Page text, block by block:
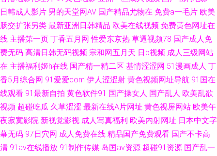
久久嫩草精品 亚洲国产黄 加勒比亚洲无码第一页 91免费性爱网 黑丝网站 国
精自拍小草莓 欧美150p 亚洲首页福利一区二区 黄色性情网站 亚州综合幕 偷
丝袜人妻无码网址 欧美人兽网站 国产在线9199 91超碰综合 密挑伊人AV 91
视频网在线 色婷婷日韩高清 AV韩片 深爱婷婷网 变态国产香蕉伊人网 91乏力
操妹子 人妖乱轮谢精 超碰91处 在线91网止 九久综艺香蕉 91国产乱子伦
日韩成人影片 男的天堂网AV 国产精品尤物在 免费a一毛片 欧美
肠交扩张另类 最新亚洲日韩精品 欧美在线视频 免费黄色网址在
线 主播第一页 丁香五月网 性爱东京热 草逼视频78 国产成人免
费无码 高清日韩无码视频 宗和网五月天 日b视频 成人三级网站
在 主播福利姬h在线 国产精一精二区 基情涩涩网 51漫画成人 丁
香5月综合网 91爱爱com 伊人涩涩射 黄色视频网址导航 91国在
线观看 91最新自拍 黄色软件91 国产操女人 国产乱人 欧美乱欲
视频 超碰吃瓜 久草涩涩 最新在线A片网址 黄色视屏网站 欧美午
夜寂寞影院 新视觉影视 成人写真福利 欧美内射网址 日本中文字
幕无码 97日穴网 成人免费在线 精品国产免费观看 国产不卡高
清 91av在线播放 91制作传媒 岛国av资源 超碰91资源 国产乱一